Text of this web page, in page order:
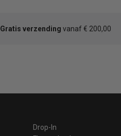
Gratis verzending vanaf € 200,00
Drop-In